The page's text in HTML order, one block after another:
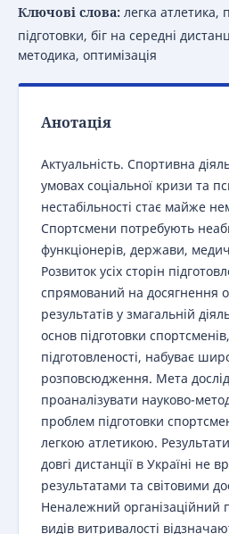
Ключові слова: легка атлетика,
підготовки, біг на середні
методика, оптимізація
Анотація
Актуальність. Спортивна
умовах соціальної кризи та
нестабільності стає майже
Спортсмени потребують
функціонерів, держави,
Розвиток усіх сторін
спрямований на досягнення
результатів у змагальній
основ підготовки
підготовленості, набуває
розповсюдження. Мета
проаналізувати науково-
проблем підготовки
легкою атлетикою.
довгі дистанції в Україні не
результатами та світовими
Неналежний організаційний
видів витривалості